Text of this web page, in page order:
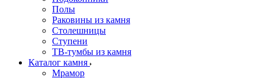
Полы
Раковины из камня
Столешницы
Ступени
ТВ-тумбы из камня
Каталог камня
Мрамор